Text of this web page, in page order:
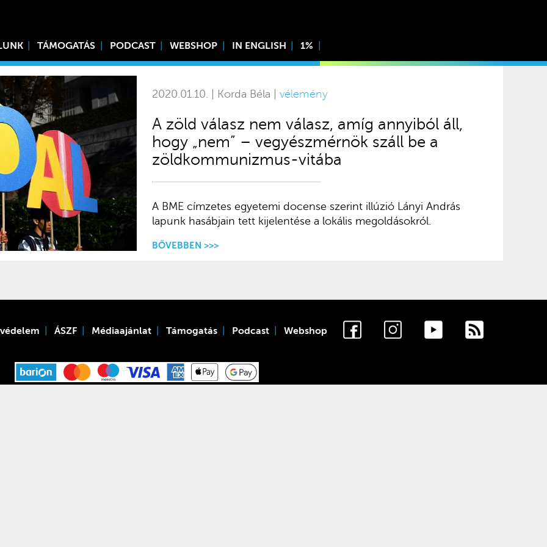
TÁMOGATÁS PODCAST WEBSHOP IN ENGLISH 1%
2020.01.10. | Korda Béla | vélemény
A zöld válasz nem válasz, amíg annyiból áll,
hogy „nem” – vegyészmérnök száll be a
zöldkommunizmus-vitába
A BME címzetes egyetemi docense szerint illúzió Lányi András
lapunk hasábjain tett kijelentése a lokális megoldásokról.
BŐVEBBEN >>>
ÁSZF Médiaajánlat Támogatás Podcast Webshop